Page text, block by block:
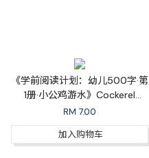
《学前阅读计划：幼儿500字·第
1册·小公鸡游水》Cockerel
Wants
RM 7.00
加入购物车